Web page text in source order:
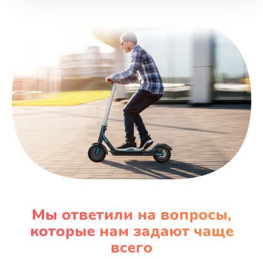
Мы ответили на вопросы,
которые нам задают чаще
всего